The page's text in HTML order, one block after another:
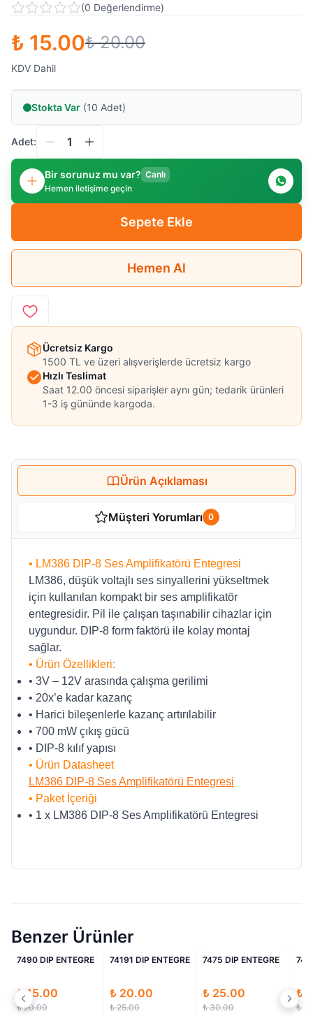
(0 Değerlendirme)
₺ 15.00₺ 20.00
KDV Dahil
Stokta Var (10 Adet)
Adet:
Bir sorunuz mu var? Canlı
Hemen iletişime geçin
Sepete Ekle
Hemen Al
Ücretsiz Kargo
1500 TL ve üzeri alışverişlerde ücretsiz kargo
Hızlı Teslimat
Saat 12.00 öncesi siparişler aynı gün; tedarik ürünleri
1-3 iş gününde kargoda.
Ürün Açıklaması
Müşteri Yorumları 0
• LM386 DIP-8 Ses Amplifikatörü Entegresi
LM386, düşük voltajlı ses sinyallerini yükseltmek
için kullanılan kompakt bir ses amplifikatör
entegresidir. Pil ile çalışan taşınabilir cihazlar için
uygundur. DIP-8 form faktörü ile kolay montaj
sağlar.
• Ürün Özellikleri:
• 3V – 12V arasında çalışma gerilimi
• 20x’e kadar kazanç
• Harici bileşenlerle kazanç artırılabilir
• 700 mW çıkış gücü
• DIP-8 kılıf yapısı
• Ürün Datasheet
LM386 DIP-8 Ses Amplifikatörü Entegresi
• Paket İçeriği
• 1 x LM386 DIP-8 Ses Amplifikatörü Entegresi
Benzer Ürünler
İndirimli
7490 DIP ENTEGRE
₺ 15.00
₺ 20.00
İndirimli
74191 DIP ENTEGRE
₺ 20.00
₺ 25.00
İndirimli
7475 DIP ENTEGRE
₺ 25.00
₺ 30.00
₺
₺